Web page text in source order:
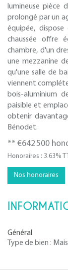
lumineuse pièce
prolongé par un
équipée,
chaussée offre
chambre, d'un
une mezzanine
qu'une salle de
viennent
bois-aluminium
paisible et
obtenir
Bénodet.
** €642 500
Honoraires : 3.63%
Nos honoraires
Général
Type de bien :